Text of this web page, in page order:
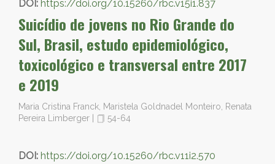
DOI: https://doi.org/10.15260/rbc.v15i1.837
Suicídio de jovens no Rio Grande do
Sul, Brasil, estudo epidemiológico,
toxicológico e transversal entre 2017
e 2019
Maria Cristina Franck, Maristela Goldnadel Monteiro, Renata
Pereira Limberger
54-64
DOI: https://doi.org/10.15260/rbc.v11i2.570